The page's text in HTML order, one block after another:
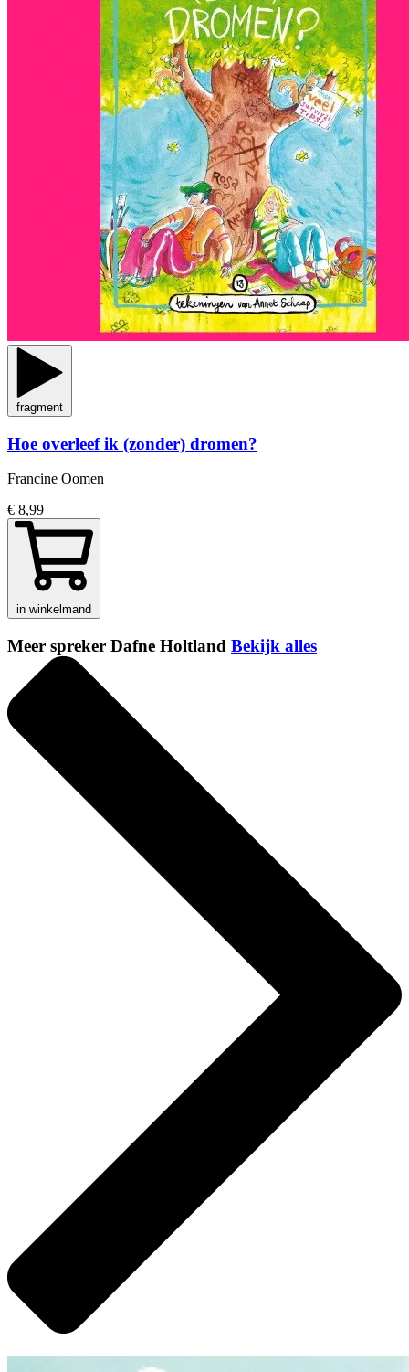
fragment
Hoe overleef ik (zonder) dromen?
Francine Oomen
€ 8,99
in winkelmand
Meer spreker Dafne Holtland Bekijk alles